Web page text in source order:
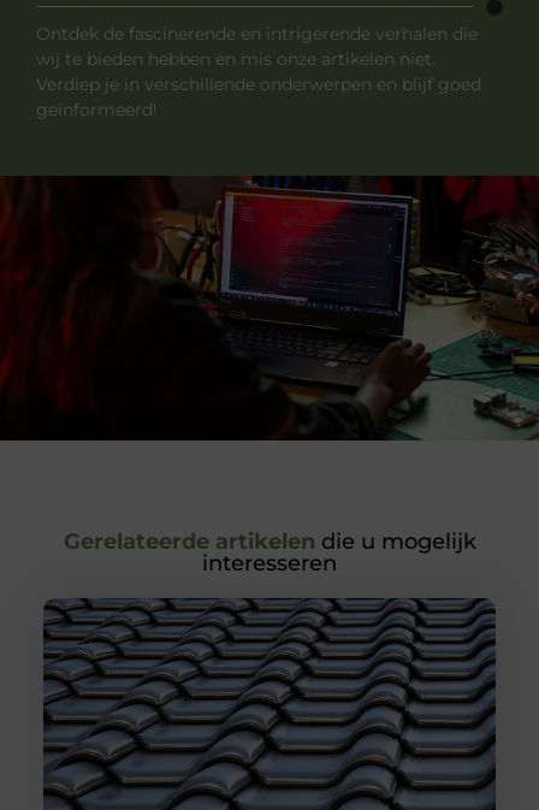
Ontdek de fascinerende en intrigerende verhalen die
wij te bieden hebben en mis onze artikelen niet.
Verdiep je in verschillende onderwerpen en blijf goed
geïnformeerd!
Gerelateerde artikelen die u mogelijk
interesseren